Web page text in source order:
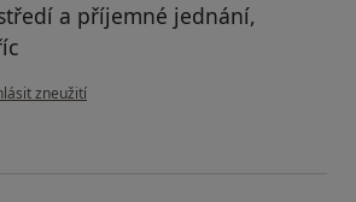
a příjemné jednání,
názoru uživatele Zuzana Zajícová
zneužití